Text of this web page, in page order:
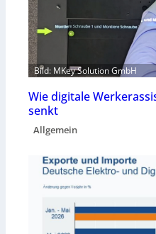
Bild: MKey Solution GmbH
Wie digitale
senkt
Allgemein